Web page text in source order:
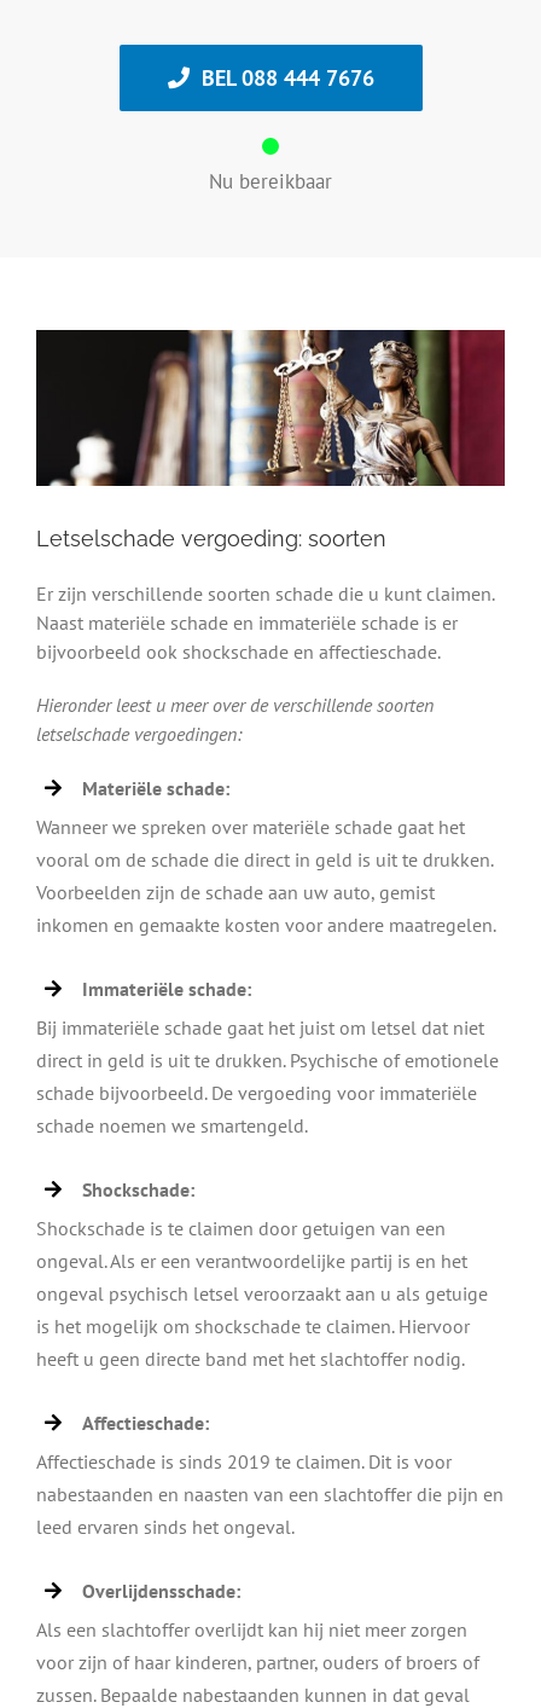
BEL 088 444 7676
Nu bereikbaar
Letselschade vergoeding: soorten
Er zijn verschillende soorten schade die u kunt claimen.
Naast materiële schade en immateriële schade is er
bijvoorbeeld ook shockschade en affectieschade.
Hieronder leest u meer over de verschillende soorten
letselschade vergoedingen:
Materiële schade:
Wanneer we spreken over materiële schade gaat het
vooral om de schade die direct in geld is uit te drukken.
Voorbeelden zijn de schade aan uw auto, gemist
inkomen en gemaakte kosten voor andere maatregelen.
Immateriële schade:
Bij immateriële schade gaat het juist om letsel dat niet
direct in geld is uit te drukken. Psychische of emotionele
schade bijvoorbeeld. De vergoeding voor immateriële
schade noemen we smartengeld.
Shockschade:
Shockschade is te claimen door getuigen van een
ongeval. Als er een verantwoordelijke partij is en het
ongeval psychisch letsel veroorzaakt aan u als getuige
is het mogelijk om shockschade te claimen. Hiervoor
heeft u geen directe band met het slachtoffer nodig.
Affectieschade:
Affectieschade is sinds 2019 te claimen. Dit is voor
nabestaanden en naasten van een slachtoffer die pijn en
leed ervaren sinds het ongeval.
Overlijdensschade:
Als een slachtoffer overlijdt kan hij niet meer zorgen
voor zijn of haar kinderen, partner, ouders of broers of
zussen. Bepaalde nabestaanden kunnen in dat geval